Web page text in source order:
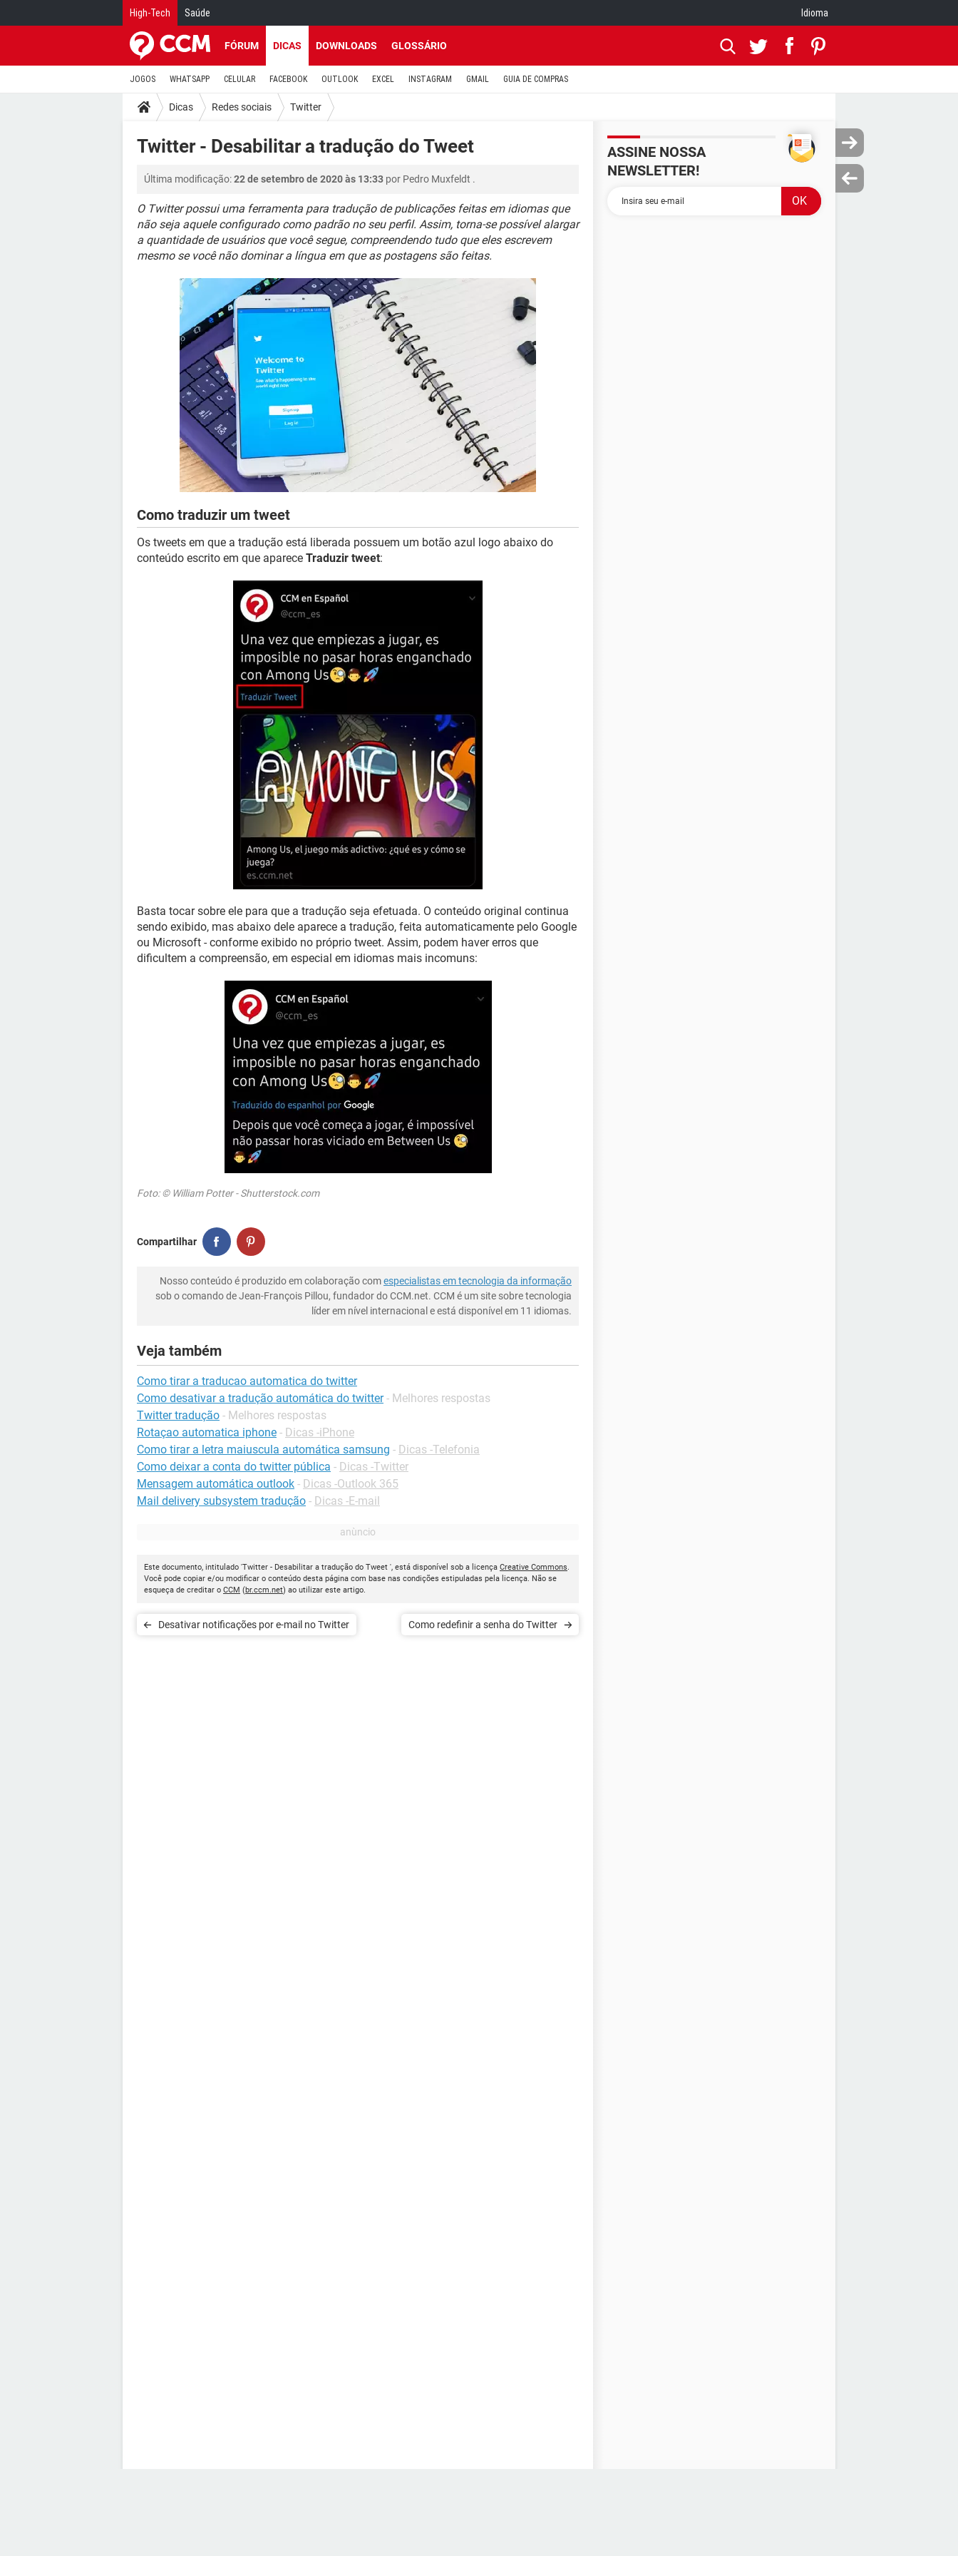
High-Tech Saúde Idioma
FÓRUM DICAS DOWNLOADS GLOSSÁRIO
JOGOS WHATSAPP CELULAR FACEBOOK OUTLOOK EXCEL INSTAGRAM GMAIL GUIA DE COMPRAS
Dicas Redes sociais Twitter
Twitter - Desabilitar a tradução do Tweet
Última modificação:22 de setembro de 2020 às 13:33 por Pedro Muxfeldt .
O Twitter possui uma ferramenta para tradução de publicações feitas em idiomas que
não seja aquele configurado como padrão no seu perfil. Assim, torna-se possível alargar
a quantidade de usuários que você segue, compreendendo tudo que eles escrevem
mesmo se você não dominar a língua em que as postagens são feitas.
Como traduzir um tweet
Os tweets em que a tradução está liberada possuem um botão azul logo abaixo do
conteúdo escrito em que aparece Traduzir tweet:
Basta tocar sobre ele para que a tradução seja efetuada. O conteúdo original continua
sendo exibido, mas abaixo dele aparece a tradução, feita automaticamente pelo Google
ou Microsoft - conforme exibido no próprio tweet. Assim, podem haver erros que
dificultem a compreensão, em especial em idiomas mais incomuns:
Foto: © William Potter - Shutterstock.com
Compartilhar
Nosso conteúdo é produzido em colaboração comespecialistas em tecnologia da informação
sob o comando de Jean-François Pillou, fundador do CCM.net. CCM é um site sobre tecnologia
líder em nível internacional e está disponível em 11 idiomas.
Veja também
Como tirar a traducao automatica do twitter
Como desativar a tradução automática do twitter - Melhores respostas
Twitter tradução - Melhores respostas
Rotaçao automatica iphone - Dicas -iPhone
Como tirar a letra maiuscula automática samsung - Dicas -Telefonia
Como deixar a conta do twitter pública - Dicas -Twitter
Mensagem automática outlook - Dicas -Outlook 365
Mail delivery subsystem tradução - Dicas -E-mail
Este documento, intitulado 'Twitter - Desabilitar a tradução do Tweet ', está disponível sob a licença Creative Commons.
Você pode copiar e/ou modificar o conteúdo desta página com base nas condições estipuladas pela licença. Não se
esqueça de creditar o CCM (br.ccm.net) ao utilizar este artigo.
Desativar notificações por e-mail no Twitter Como redefinir a senha do Twitter
ASSINE NOSSA
NEWSLETTER!